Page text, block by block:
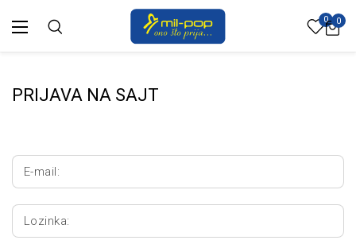
0 0
PRIJAVA NA SAJT
E-mail:
Lozinka: